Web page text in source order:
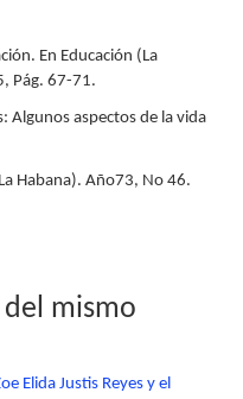
En Educación (La
Pág. 67-71.
Algunos aspectos de la vida
Habana). Año73, No 46.
mismo
Elida Justis Reyes y el